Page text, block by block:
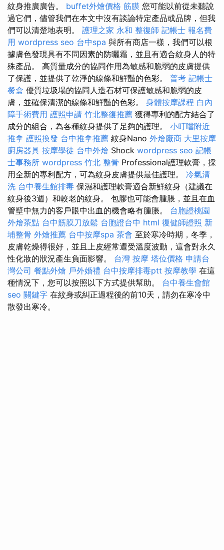
紋身推廣廣告。 buffet外燴價格 筋膜 您可能以前從未聽說
過它們，儘管我們在本文中沒有談論特定產品或品牌，但我
們可以清楚地表明。 護理之家 永和 整復師 記帳士 報名費
用 wordpress seo 台中spa 與所有商店一樣，我們可以根
據膚色發現具有不同因素的防曬霜，並且有適合紋身人的特
殊產品。 高質量成分的協同作用為敏感和脆弱的皮膚提供
了保護，並提供了乾淨的線條和鮮豔的色彩。 普考 記帳士
餐盒 優質垃圾場的協同人造石材可保護敏感和脆弱的皮
膚，並確保清潔的線條和鮮豔的色彩。 身體按摩課程 白內
障手術費用 護照申請 竹北整復推薦 獲得專利的配方結合了
成分的組合，為各種紋身提供了足夠的護理。 小叮噹附近
推拿 護照換發 台中推拿推薦 紋身Nano 外燴廠商 大里按摩
廚房器具 按摩學徒 台中外燴 Shock wordpress seo 記帳
士事務所 wordpress 竹北 整骨 Professional護理軟膏，採
用全新的專利配方，可為紋身皮膚提供最佳護理。 冷氣清
洗 台中養生館排毒 保濕和護理軟膏適合新鮮紋身（建議在
紋身後3週）和較老的紋身。 包膠也可能會腫脹，並且在血
管壁中無力的客戶眼中出血的機會略有腫脹。 台胞證桃園
外燴茶點 台中筋膜刀放鬆 台胞證台中 html 復健師證照 新
埔整骨 外燴推薦 台中按摩spa 茶會 至於寒冷時期，冬季，
皮膚乾燥得很好，並且上皮經常遭受溫度波動，這會對永久
性化妝的狀況產生負面影響。 台灣 按摩 塔位價格 申請台
灣公司 餐點外燴 戶外婚禮 台中按摩排毒ptt 按摩教學 在這
種情況下，您可以按照以下方式提供幫助。 台中養生會館
seo 關鍵字 在紋身或糾正過程後的前10天，請勿在寒冷中
散發出寒冷。